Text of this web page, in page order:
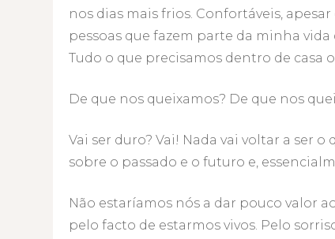
nos dias mais frios. Confortáveis,
pessoas que fazem parte da minha
Tudo o que precisamos dentro de casa
De que nos queixamos? De que nos
Vai ser duro? Vai! Nada vai voltar a ser
sobre o passado e o futuro e,
Não estaríamos nós a dar pouco valor
pelo facto de estarmos vivos. Pelo